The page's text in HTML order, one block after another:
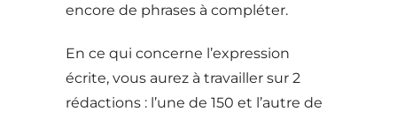
encore de phrases à compléter.
En ce qui concerne l’expression
écrite, vous aurez à travailler sur 2
rédactions : l’une de 150 et l’autre de